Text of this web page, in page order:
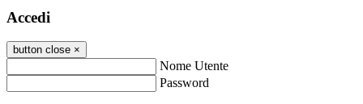
Accedi
button close ×
Nome Utente
Password